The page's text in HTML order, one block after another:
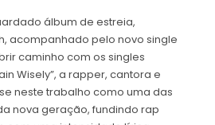
álbum de estreia,
acompanhado pelo novo single
caminho com os singles
Wisely”, a rapper, cantora e
neste trabalho como uma das
nova geração, fundindo rap